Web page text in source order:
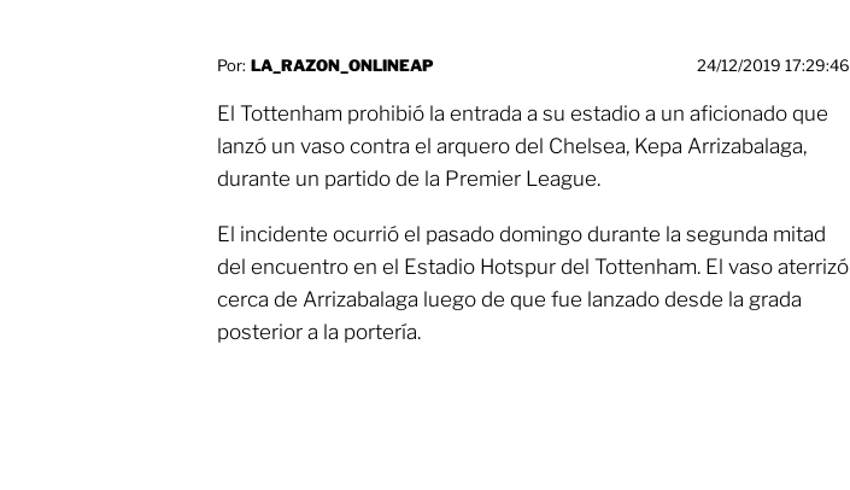
Por: LA_RAZON_ONLINEAP 24/12/2019 17:29:46
El Tottenham prohibió la entrada a su estadio a un aficionado que
lanzó un vaso contra el arquero del Chelsea, Kepa Arrizabalaga,
durante un partido de la Premier League.
El incidente ocurrió el pasado domingo durante la segunda mitad
del encuentro en el Estadio Hotspur del Tottenham. El vaso aterrizó
cerca de Arrizabalaga luego de que fue lanzado desde la grada
posterior a la portería.